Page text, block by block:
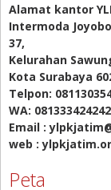
Alamat kantor
Intermoda
37,
Kelurahan
Kota Surabaya
Telpon:
WA: 081333424242
Email :
web :
Peta